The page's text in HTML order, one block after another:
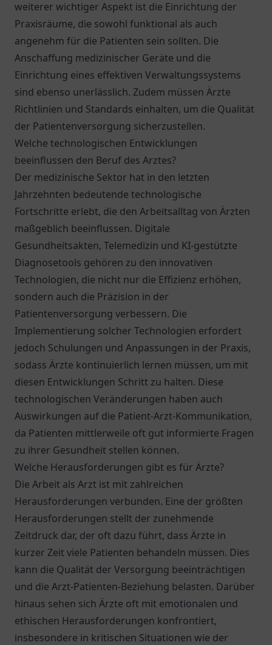
weiterer wichtiger Aspekt ist die Einrichtung der
Praxisräume, die sowohl funktional als auch
angenehm für die Patienten sein sollten. Die
Anschaffung medizinischer Geräte und die
Einrichtung eines effektiven Verwaltungssystems
sind ebenso unerlässlich. Zudem müssen Ärzte
Richtlinien und Standards einhalten, um die Qualität
der Patientenversorgung sicherzustellen.
Welche technologischen Entwicklungen
beeinflussen den Beruf des Arztes?
Der medizinische Sektor hat in den letzten
Jahrzehnten bedeutende technologische
Fortschritte erlebt, die den Arbeitsalltag von Ärzten
maßgeblich beeinflussen. Digitale
Gesundheitsakten, Telemedizin und KI-gestützte
Diagnosetools gehören zu den innovativen
Technologien, die nicht nur die Effizienz erhöhen,
sondern auch die Präzision in der
Patientenversorgung verbessern. Die
Implementierung solcher Technologien erfordert
jedoch Schulungen und Anpassungen in der Praxis,
sodass Ärzte kontinuierlich lernen müssen, um mit
diesen Entwicklungen Schritt zu halten. Diese
technologischen Veränderungen haben auch
Auswirkungen auf die Patient-Arzt-Kommunikation,
da Patienten mittlerweile oft gut informierte Fragen
zu ihrer Gesundheit stellen können.
Welche Herausforderungen gibt es für Ärzte?
Die Arbeit als Arzt ist mit zahlreichen
Herausforderungen verbunden. Eine der größten
Herausforderungen stellt der zunehmende
Zeitdruck dar, der oft dazu führt, dass Ärzte in
kurzer Zeit viele Patienten behandeln müssen. Dies
kann die Qualität der Versorgung beeinträchtigen
und die Arzt-Patienten-Beziehung belasten. Darüber
hinaus sehen sich Ärzte oft mit emotionalen und
ethischen Herausforderungen konfrontiert,
insbesondere in kritischen Situationen wie der